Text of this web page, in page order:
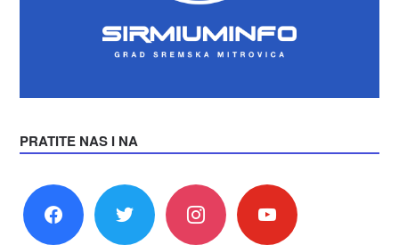
PRATITE NAS I NA
facebook twitter instagram youtube